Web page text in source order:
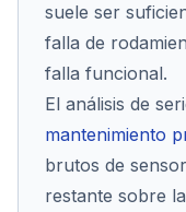
suele ser
falla de
falla funcional.
El análisis de
mantenimiento
brutos de
restante sobre